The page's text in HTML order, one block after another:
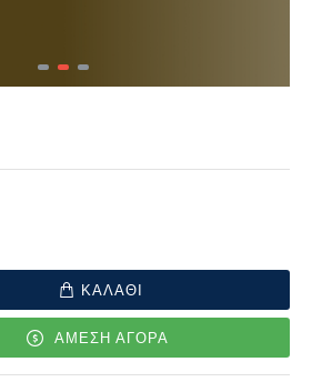
ΚΑΛΑΘΙ
ΑΜΕΣΗ ΑΓΟΡΑ